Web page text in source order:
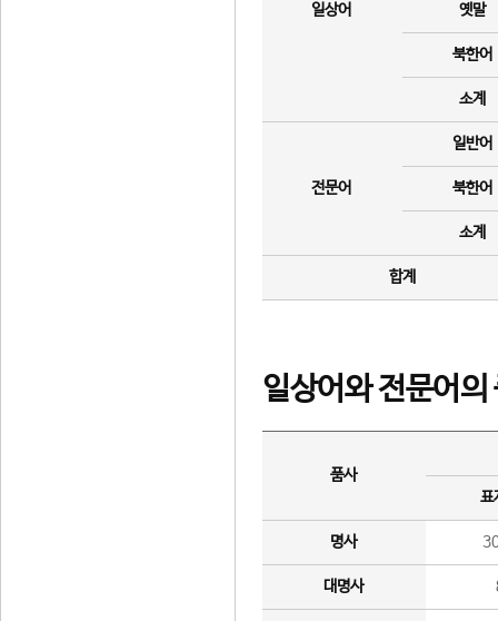
일상어 옛말
북한어
소계
전문어
일반어
북한어
소계
합계
일상어와 전문어의
품사
표
명사
대명사